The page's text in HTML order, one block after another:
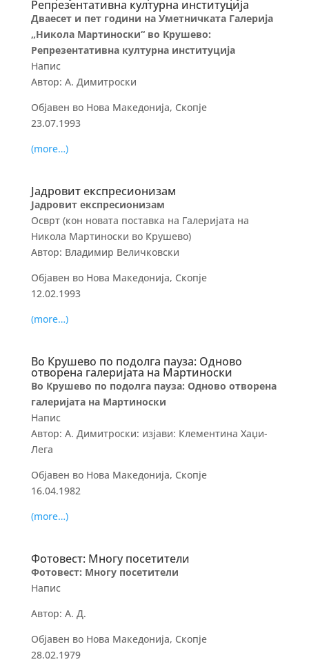
Репрезентативна културна институција
Дваесет и пет години на Уметничката Галерија
„Никола Мартиноски“ во Крушево:
Репрезентативна културна институција
Напис
Автор: А. Димитроски
Објавен во Нова Македонија, Скопје
23.07.1993
(more…)
Јадровит експресионизам
Јадровит експресионизам
Осврт (кон новата поставка на Галеријата на
Никола Мартиноски во Крушево)
Автор: Владимир Величковски
Објавен во Нова Македонија, Скопје
12.02.1993
(more…)
Во Крушево по подолга пауза: Одново
отворена галеријата на Мартиноски
Во Крушево по подолга пауза: Одново отворена
галеријата на Мартиноски
Напис
Автор: А. Димитроски: изјави: Клементина Хаџи-
Лега
Објавен во Нова Македонија, Скопје
16.04.1982
(more…)
Фотовест: Многу посетители
Фотовест: Многу посетители
Напис
Автор: А. Д.
Објавен во Нова Македонија, Скопје
28.02.1979